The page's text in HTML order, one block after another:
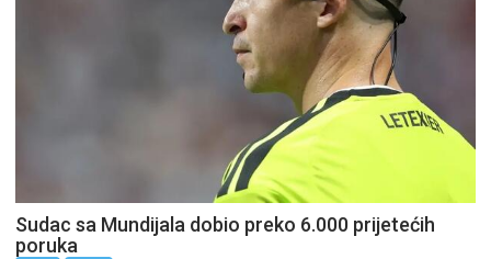
Sudac sa Mundijala dobio preko 6.000 prijetećih
poruka